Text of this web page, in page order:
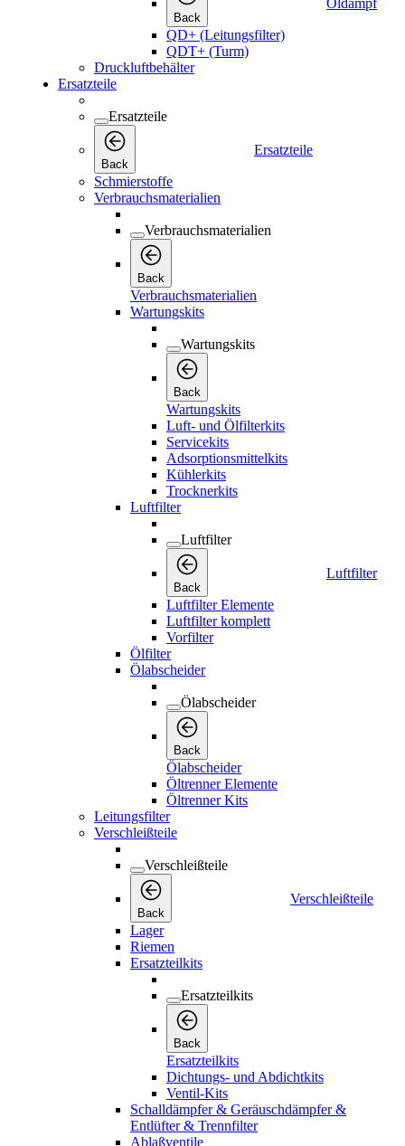
Back
Öldampf
QD+ (Leitungsfilter)
QDT+ (Turm)
Druckluftbehälter
Ersatzteile
Ersatzteile
Back
Ersatzteile
Schmierstoffe
Verbrauchsmaterialien
Verbrauchsmaterialien
Back
Verbrauchsmaterialien
Wartungskits
Wartungskits
Back
Wartungskits
Luft- und Ölfilterkits
Servicekits
Adsorptionsmittelkits
Kühlerkits
Trocknerkits
Luftfilter
Luftfilter
Back
Luftfilter
Luftfilter Elemente
Luftfilter komplett
Vorfilter
Ölfilter
Ölabscheider
Ölabscheider
Back
Ölabscheider
Öltrenner Elemente
Öltrenner Kits
Leitungsfilter
Verschleißteile
Verschleißteile
Back
Verschleißteile
Lager
Riemen
Ersatzteilkits
Ersatzteilkits
Back
Ersatzteilkits
Dichtungs- und Abdichtkits
Ventil-Kits
Schalldämpfer & Geräuschdämpfer &
Entlüfter & Trennfilter
Ablaßventile